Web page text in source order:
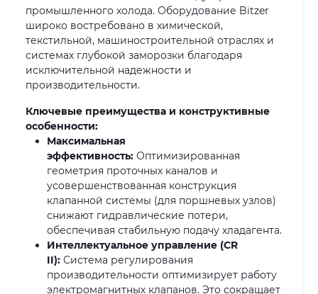
промышленного холода. Оборудование Bitzer
широко востребовано в химической,
текстильной, машиностроительной отраслях и
системах глубокой заморозки благодаря
исключительной надежности и
производительности.
Ключевые преимущества и конструктивные
особенности:
Максимальная
эффективность: Оптимизированная
геометрия проточных каналов и
усовершенствованная конструкция
клапанной системы (для поршневых узлов)
снижают гидравлические потери,
обеспечивая стабильную подачу хладагента.
Интеллектуальное управление (CR
II): Система регулирования
производительности оптимизирует работу
электромагнитных клапанов. Это сокращает